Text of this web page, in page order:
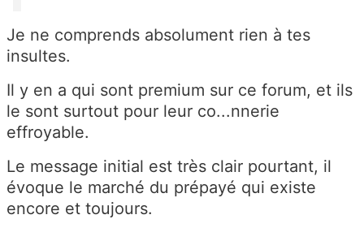
Je ne comprends absolument rien à tes
insultes.
Il y en a qui sont premium sur ce forum, et ils
le sont surtout pour leur co...nnerie
effroyable.
Le message initial est très clair pourtant, il
évoque le marché du prépayé qui existe
encore et toujours.